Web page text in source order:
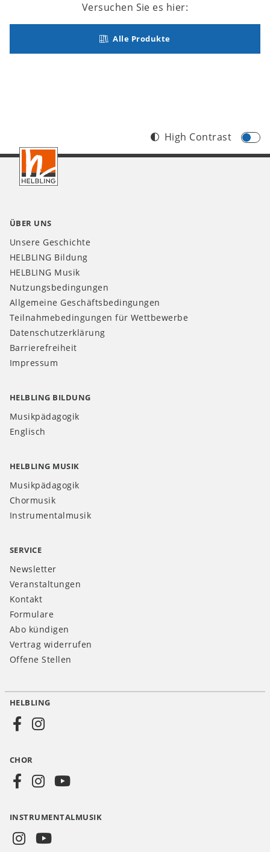
Versuchen Sie es hier:
Alle Produkte
Footer
CH
High Contrast
ÜBER UNS
Unsere Geschichte
HELBLING Bildung
HELBLING Musik
Nutzungsbedingungen
Allgemeine Geschäftsbedingungen
Teilnahmebedingungen für Wettbewerbe
Datenschutzerklärung
Barrierefreiheit
Impressum
HELBLING BILDUNG
Musikpädagogik
Englisch
HELBLING MUSIK
Musikpädagogik
Chormusik
Instrumentalmusik
SERVICE
Newsletter
Veranstaltungen
Kontakt
Formulare
Abo kündigen
Vertrag widerrufen
Offene Stellen
Social
CH
HELBLING
CHOR
INSTRUMENTALMUSIK